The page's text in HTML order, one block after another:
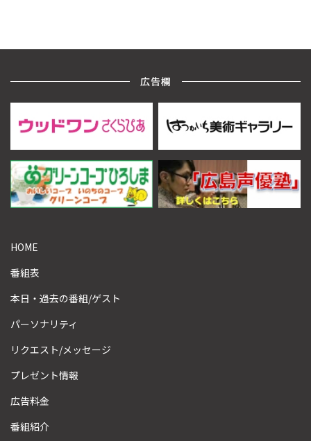
広告欄
HOME
番組表
本日・過去の番組/ゲスト
パーソナリティ
リクエスト/メッセージ
プレゼント情報
広告料金
番組紹介